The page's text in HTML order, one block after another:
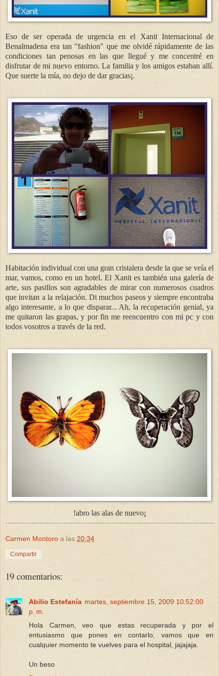
Eso de ser operada de urgencia en el Xanit Internacional de
Benalmadena era tan "fashion" que me olvidé rápidamente de las
condiciones tan penosas en las que llegué y me concentré en
disfrutar de mi nuevo entorno. La familia y los amigos estaban allí.
Que suerte la mía, no dejo de dar gracias¡.
Habitación individual con una gran cristalera desde la que se veía el
mar, vamos, como en un hotel. El Xanit es también una galería de
arte, sus pasillos son agradables de mirar con numerosos cuadros
que invitan a la relajación. Di muchos paseos y siempre encontraba
algo interesante, a lo que disparar... Ah, la recuperación genial, ya
me quitaron las grapas, y por fin me reencuentro con mi pc y con
todos vosotros a través de la red.
!abro las alas de nuevo¡
Carmen Montoro a las 20:34
Compartir
19 comentarios:
Abilio Estefanía martes, septiembre 15, 2009 10:52:00
p. m.
Hola Carmen, veo que estas recuperada y por el
entusiasmo que pones en contarlo, vamos que en
cualquier momento te vuelves para el hospital, jajajaja.
Un beso